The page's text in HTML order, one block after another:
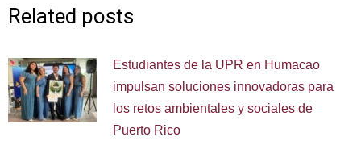
Related posts
Estudiantes de la UPR en Humacao
impulsan soluciones innovadoras para
los retos ambientales y sociales de
Puerto Rico